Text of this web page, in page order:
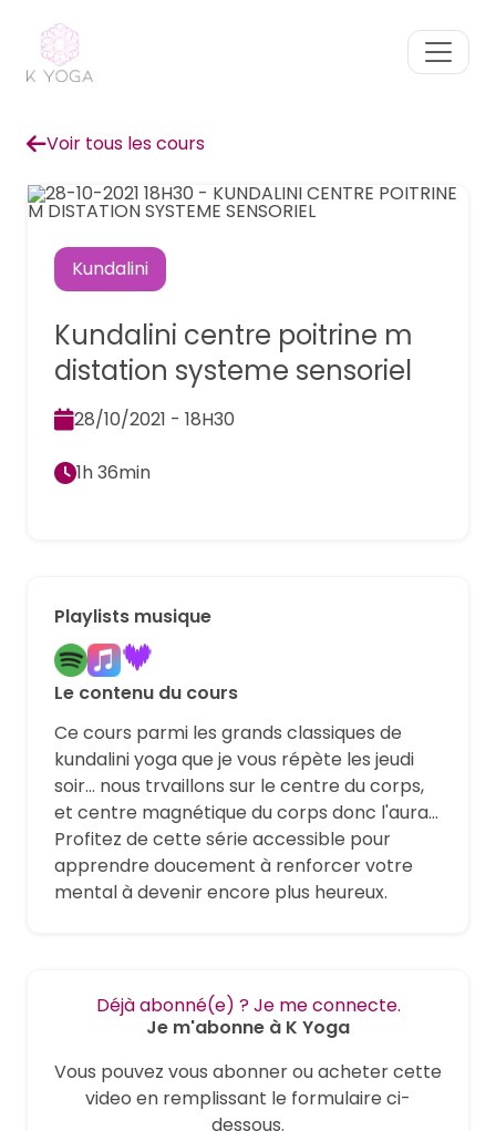
Voir tous les cours
Kundalini
Kundalini centre poitrine m
distation systeme sensoriel
28/10/2021 - 18H30
1h 36min
Playlists musique
Le contenu du cours
Ce cours parmi les grands classiques de
kundalini yoga que je vous répète les jeudi
soir... nous trvaillons sur le centre du corps,
et centre magnétique du corps donc l'aura...
Profitez de cette série accessible pour
apprendre doucement à renforcer votre
mental à devenir encore plus heureux.
Déjà abonné(e) ? Je me connecte.
Je m'abonne à K Yoga
Vous pouvez vous abonner ou acheter cette
video en remplissant le formulaire ci-
dessous.